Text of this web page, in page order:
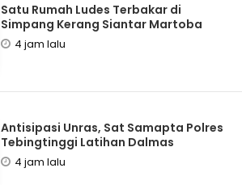
Satu Rumah Ludes Terbakar di
Simpang Kerang Siantar Martoba
4 jam lalu
Antisipasi Unras, Sat Samapta Polres
Tebingtinggi Latihan Dalmas
4 jam lalu